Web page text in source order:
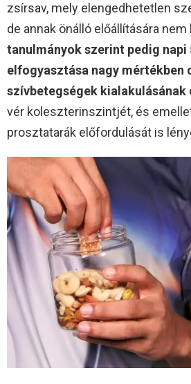
zsírsav, mely elengedhetetlen
de annak önálló előállítására nem
tanulmányok szerint pedig napi
elfogyasztása nagy mértékben
szívbetegségek kialakulásának
vér koleszterinszintjét, és
prosztatarák előfordulását is